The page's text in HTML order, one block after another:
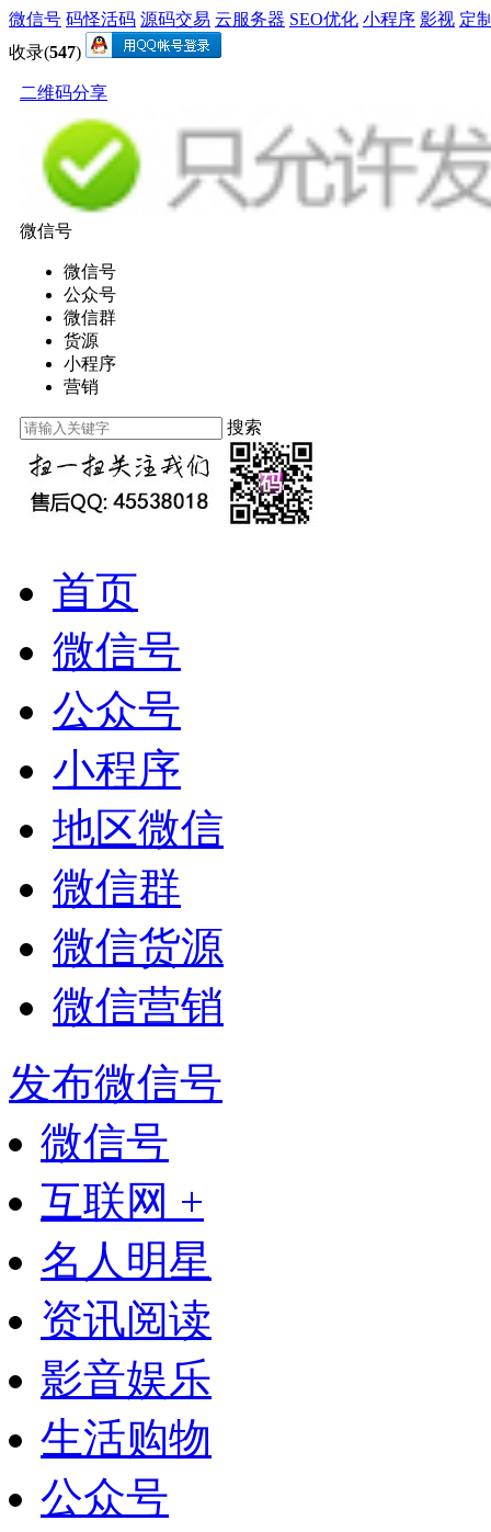
微信号 码怪活码 源码交易 云服务器 SEO优化 小程序 影视 定
收录(547)
二维码分享
微信号
微信号
公众号
微信群
货源
小程序
营销
搜索
首页
微信号
公众号
小程序
地区微信
微信群
微信货源
微信营销
发布微信号
微信号
互联网 +
名人明星
资讯阅读
影音娱乐
生活购物
公众号